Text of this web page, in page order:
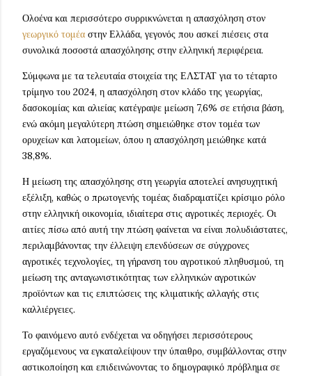
Ολοένα και περισσότερο συρρικνώνεται η απασχόληση στον
γεωργικό τομέα στην Ελλάδα, γεγονός που ασκεί πιέσεις στα
συνολικά ποσοστά απασχόλησης στην ελληνική περιφέρεια.
Σύμφωνα με τα τελευταία στοιχεία της ΕΛΣΤΑΤ για το τέταρτο
τρίμηνο του 2024, η απασχόληση στον κλάδο της γεωργίας,
δασοκομίας και αλιείας κατέγραψε μείωση 7,6% σε ετήσια βάση,
ενώ ακόμη μεγαλύτερη πτώση σημειώθηκε στον τομέα των
ορυχείων και λατομείων, όπου η απασχόληση μειώθηκε κατά
38,8%.
Η μείωση της απασχόλησης στη γεωργία αποτελεί ανησυχητική
εξέλιξη, καθώς ο πρωτογενής τομέας διαδραματίζει κρίσιμο ρόλο
στην ελληνική οικονομία, ιδιαίτερα στις αγροτικές περιοχές. Οι
αιτίες πίσω από αυτή την πτώση φαίνεται να είναι πολυδιάστατες,
περιλαμβάνοντας την έλλειψη επενδύσεων σε σύγχρονες
αγροτικές τεχνολογίες, τη γήρανση του αγροτικού πληθυσμού, τη
μείωση της ανταγωνιστικότητας των ελληνικών αγροτικών
προϊόντων και τις επιπτώσεις της κλιματικής αλλαγής στις
καλλιέργειες.
Το φαινόμενο αυτό ενδέχεται να οδηγήσει περισσότερους
εργαζόμενους να εγκαταλείψουν την ύπαιθρο, συμβάλλοντας στην
αστικοποίηση και επιδεινώνοντας το δημογραφικό πρόβλημα σε